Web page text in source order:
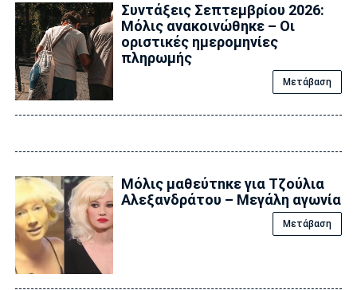
Συντάξεις Σεπτεμβρίου 2026:
Μόλις ανακοινώθηκε – Οι
οριστικές ημερομηνίες
πληρωμής
Μετάβαση
Μόλις μαθεύτnκε για Τζούλια
Αλεξανδράτου – Μεγάλη αγωνία
Μετάβαση